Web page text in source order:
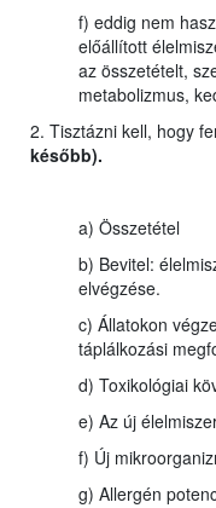
f) eddig nem
előállított
az összetételt,
metabolizmus,
2. Tisztázni kell, hogy
később).
a) Összetétel
b) Bevitel:
elvégzése.
c) Állatokon
táplálkozási
d) Toxikológiai
e) Az új
f) Új
g) Allergén